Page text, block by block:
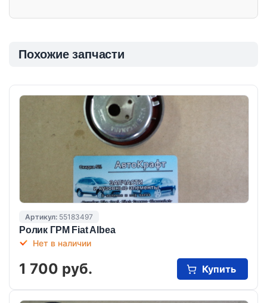
Похожие запчасти
Артикул: 55183497
Ролик ГРМ Fiat Albea
Нет в наличии
1 700 руб. Купить